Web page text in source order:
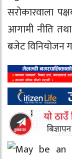
सरोकारवाला
आगामी नीति
बजेट विनियोजन